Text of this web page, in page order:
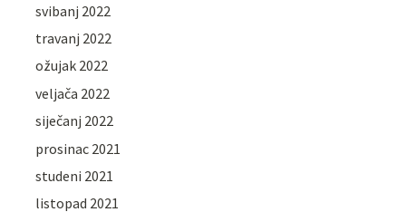
svibanj 2022
travanj 2022
ožujak 2022
veljača 2022
siječanj 2022
prosinac 2021
studeni 2021
listopad 2021